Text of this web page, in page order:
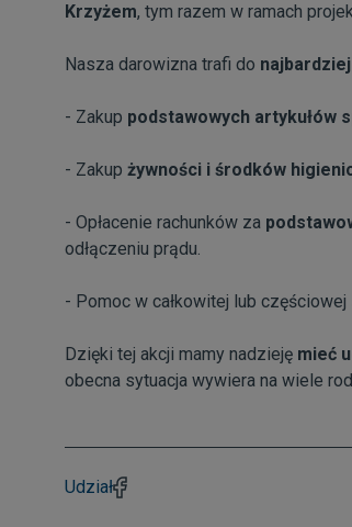
Krzyżem, tym razem w ramach
Nasza darowizna trafi do
- Zakup podstawowych artykułów
- Zakup żywności i środków
- Opłacenie rachunków za
odłączeniu prądu.
- Pomoc w całkowitej lub częściowej
Dzięki tej akcji mamy nadzieję mieć
obecna sytuacja wywiera na wiele
Udział